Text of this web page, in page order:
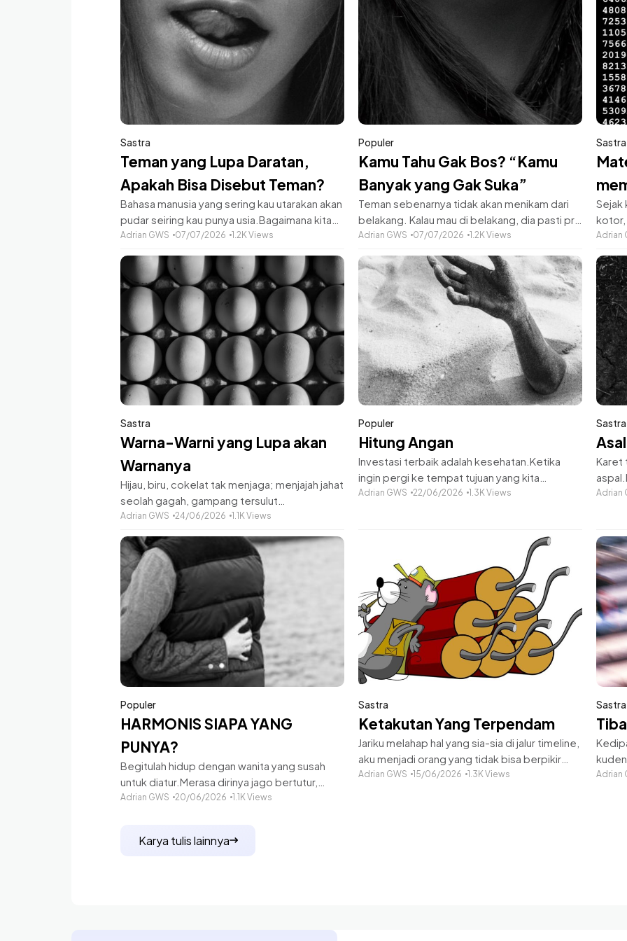
berdiri tanpa
Sastra
Teman yang Lupa Daratan,
Apakah Bisa Disebut Teman?
Bahasa manusia yang sering kau utarakan akan
pudar seiring kau punya usia.Bagaimana kita
berkomunikasi dengan Andakalo semua
sia!Sering digaungkan oleh komandan yang
berkoar-koar menjadi sebuah
memoar;slogan
Adrian GWS 07/07/2026 1.2K Views
Populer
Kamu Tahu Gak Bos? “Kamu
Banyak yang Gak Suka”
Teman sebenarnya tidak akan menikam dari
belakang. Kalau mau di belakang, dia pasti pria
hidung belang.Jika kamu terkekang dan muak
depan!​Aku jabarkan:Ambil persiapan,
Adrian GWS 07/07/2026 1.2K Views
Sastra
Sejak
kotor,
Adrian
Sastra
Warna-Warni yang Lupa akan
Warnanya
Hijau, biru, cokelat tak menjaga; menjajah jahat
seolah gagah, gampang tersulut
amarah.Embrio organik merah marah dengan
jaringan urat nadi mengalir darah, diiringi
sumpah jadi senjata
Adrian GWS 24/06/2026 1.1K Views
Populer
Hitung Angan
Investasi terbaik adalah kesehatan.Ketika
ingin pergi ke tempat tujuan yang kita
dambakan, berharap nyaman, aman, bahkan
Adrian GWS 22/06/2026 1.3K Views
Sastra
Karet
kami
Adrian
Populer
HARMONIS SIAPA YANG
PUNYA?
Begitulah hidup dengan wanita yang susah
untuk diatur.Merasa dirinya jago bertutur,
semua kata suami harus dibalas sampai hancur
perbuat tidak
Adrian GWS 20/06/2026 1.1K Views
Sastra
Ketakutan Yang Terpendam
Jariku melahap hal yang sia-sia di jalur timeline,
aku menjadi orang yang tidak bisa berpikir
sebagai manusia.Minggu ini khalayak
Adrian GWS 15/06/2026 1.3K Views
Sastra
Adrian
Karya tulis lainnya